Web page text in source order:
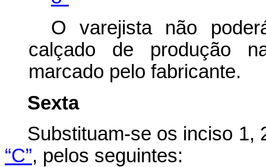
O varejista não
calçado de produção
marcado pelo fabricante.
Sexta
Substituam-se os inciso 1,
“C”, pelos seguintes: